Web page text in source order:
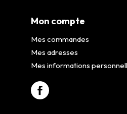
Mon compte
Mes commandes
Mes adresses
Mes informations